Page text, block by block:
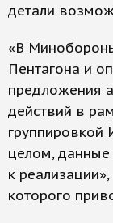
детали
«В
Пентагона и
предложения
действий в
группировкой
целом,
к
которого